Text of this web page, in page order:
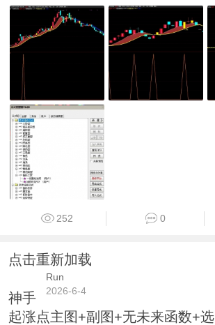
252 0
点击重新加载
Run
2026-6-4
神手
起涨点主图+副图+无未来函数+选